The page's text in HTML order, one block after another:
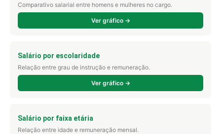
Comparativo salarial entre homens e mulheres no cargo.
Ver gráfico →
Salário por escolaridade
Relação entre grau de instrução e remuneração.
Ver gráfico →
Salário por faixa etária
Relação entre idade e remuneração mensal.